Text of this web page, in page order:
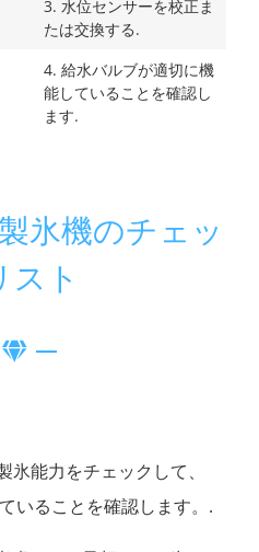
3. 水位センサーを校正ま
たは交換する.
4. 給水バルブが適切に機
能していることを確認し
ます.
氷機のチェッ
スト
能力をチェックして、
いることを確認します。.